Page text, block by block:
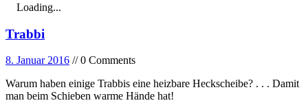
Loading...
Trabbi
8. Januar 2016 // 0 Comments
Warum haben einige Trabbis eine heizbare Heckscheibe? . . . Damit
man beim Schieben warme Hände hat!